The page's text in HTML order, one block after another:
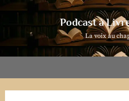
Podcast à
La voix au